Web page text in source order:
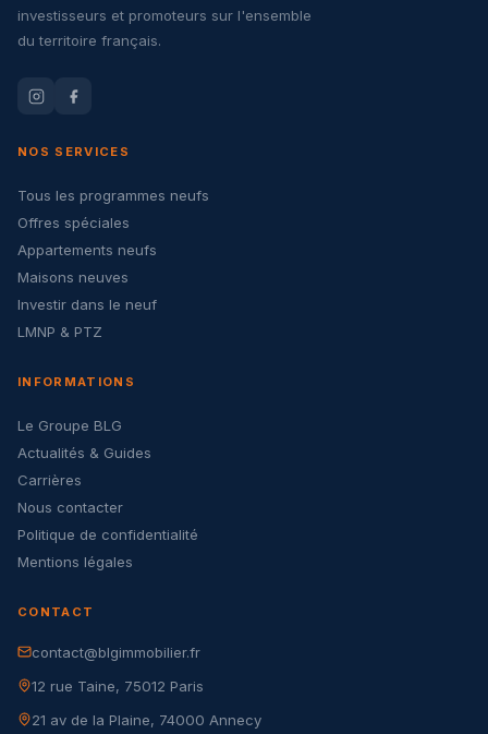
investisseurs et promoteurs sur l'ensemble
du territoire français.
NOS SERVICES
Tous les programmes neufs
Offres spéciales
Appartements neufs
Maisons neuves
Investir dans le neuf
LMNP & PTZ
INFORMATIONS
Le Groupe BLG
Actualités & Guides
Carrières
Nous contacter
Politique de confidentialité
Mentions légales
CONTACT
contact@blgimmobilier.fr
12 rue Taine, 75012 Paris
21 av de la Plaine, 74000 Annecy